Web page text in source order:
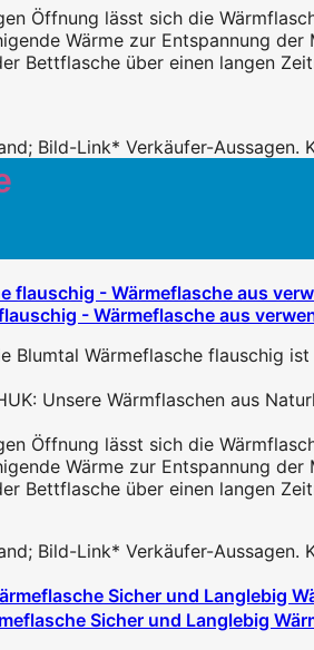
Öffnung lässt sich die
Wärme zur Entspannung
Bettflasche über einen langen
Bild-Link* Verkäufer-Aussagen.
- Wärmeflasche aus
Blumtal Wärmeflasche
Unsere Wärmflaschen aus
Öffnung lässt sich die
Wärme zur Entspannung
Bettflasche über einen langen
Bild-Link* Verkäufer-Aussagen.
Sicher und Langlebig